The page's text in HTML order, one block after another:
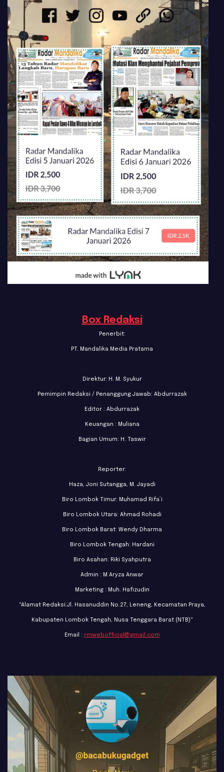
Box Redaksi
Penerbit:
PT. Mandalika Media Pratama
Direktur: H. M. Syukur
Pemimpin Redaksi / Penanggung Jawab: Abdurrazak
Editor : Abdurrazak
Keuangan : Muliana
Bagian Umum: H. Taswir
Reporter:
Haza, Joni Sutangga, M. Jayadi
Biro Lombok Timur: Muhamad Rifa’i
Biro Lombok Utara: Ahmad Rohadi
Biro Lombok Barat: Wendy Dharma
Biro Lombok Tengah: Hardani
Biro Asahan: Riki Syahputra
Admin : M Aryza Anwar
Marketing : Muh. Hafizudin
"Alamat Redaksi:Jl. Hasanuddin No.27, Leneng, Kecamatan Praya,
Kabupaten Lombok Tengah, Nusa Tenggara Barat (NTB)"
Email : rmwebofficial@gmail.com